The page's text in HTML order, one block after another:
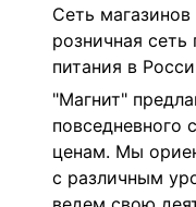
Сеть
розничная
питания в
"Магнит"
повседневного
ценам. Мы
с различным